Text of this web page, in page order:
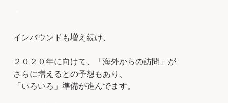
インバウンドも増え続け、
２０２０年に向けて、「海外からの訪問」が
さらに増えるとの予想もあり、
「いろいろ」準備が進んでます。